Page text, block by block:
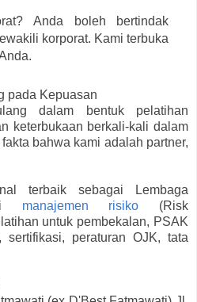
Anda boleh bertindak
korporat. Kami terbuka
pada Kepuasan
dalam bentuk pelatihan
keterbukaan berkali-kali dalam
bahwa kami adalah partner,
terbaik sebagai Lembaga
manajemen risiko (Risk
untuk pembekalan, PSAK
peraturan OJK, tata